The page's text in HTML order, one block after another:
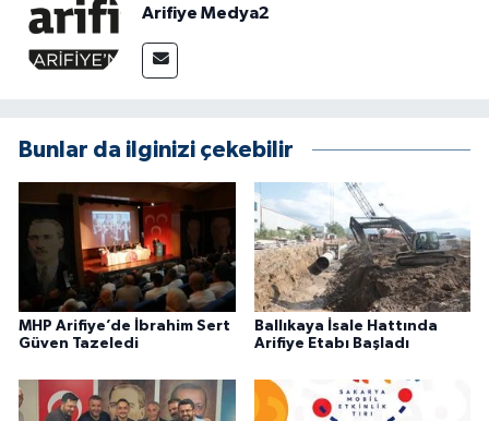
Arifiye Medya2
Bunlar da ilginizi çekebilir
MHP Arifiye’de İbrahim Sert
Güven Tazeledi
Ballıkaya İsale Hattında
Arifiye Etabı Başladı